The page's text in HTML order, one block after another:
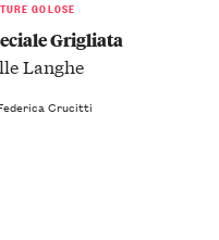
GOLOSE
Grigliata
Langhe
Crucitti